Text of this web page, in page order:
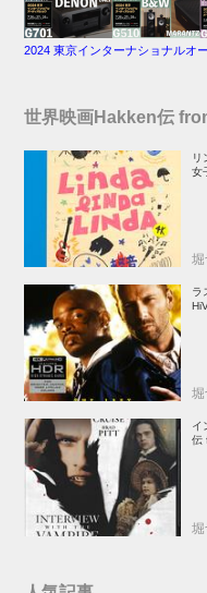
2024 東京インターナショナルオ
世界映画Hakken伝
リ
女
堀
ラ
堀
イ
伝
堀